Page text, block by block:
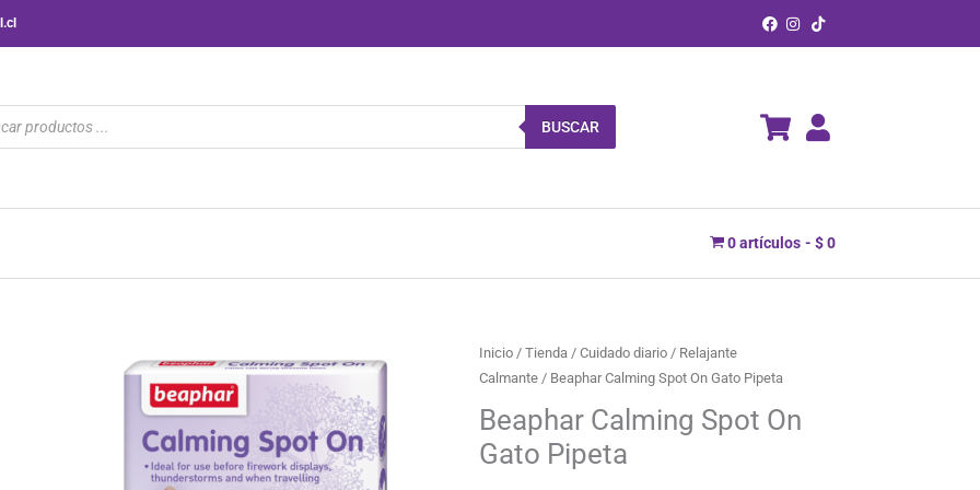
BUSCAR
0 artículos $ 0
Inicio /Tienda /Cuidado diario / Relajante
Calmante / Beaphar Calming Spot On Gato Pipeta
Beaphar Calming Spot On
Gato Pipeta